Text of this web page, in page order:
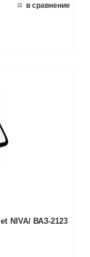
в сравнение
NIVA/ ВАЗ-2123